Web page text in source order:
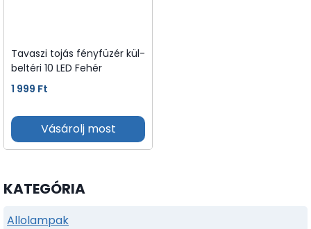
Tavaszi tojás fényfüzér kül-
beltéri 10 LED Fehér
1 999 Ft
Vásárolj most
KATEGÓRIA
Allolampak